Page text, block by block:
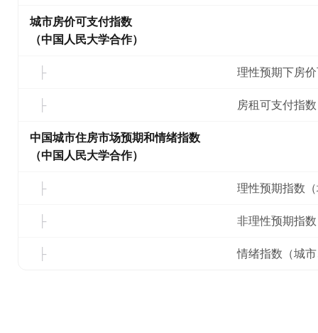
城市房价可支付指数
（中国人民大学合作）
理性预期下房
房租可支付指数
中国城市住房市场预期和情绪指数
（中国人民大学合作）
理性预期指数
非理性预期指
情绪指数（城